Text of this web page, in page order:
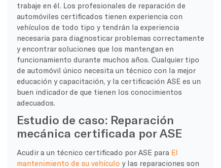
trabaje en él. Los profesionales de reparación de
automóviles certificados tienen experiencia con
vehículos de todo tipo y tendrán la experiencia
necesaria para diagnosticar problemas correctamente
y encontrar soluciones que los mantengan en
funcionamiento durante muchos años. Cualquier tipo
de automóvil único necesita un técnico con la mejor
educación y capacitación, y la certificación ASE es un
buen indicador de que tienen los conocimientos
adecuados.
Estudio de caso: Reparación
mecánica certificada por ASE
Acudir a un técnico certificado por ASE para El
mantenimiento de su vehículo y las reparaciones son